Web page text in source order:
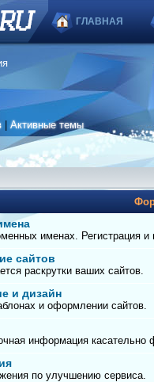
ГЛАВНАЯ
|Активные темы
именах. Регистрация и
сайтов
раскрутки ваших сайтов.
и дизайн
и оформлении сайтов.
информация касательно
по улучшению сервиса.